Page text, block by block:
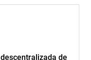
de